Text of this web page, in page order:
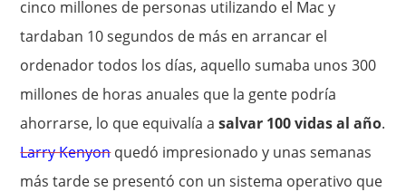
cinco millones de personas utilizando el Mac y
tardaban 10 segundos de más en arrancar el
ordenador todos los días, aquello sumaba unos 300
millones de horas anuales que la gente podría
ahorrarse, lo que equivalía asalvar 100 vidas al año.
Larry Kenyonquedó impresionado y unas semanas
más tarde se presentó con un sistema operativo que